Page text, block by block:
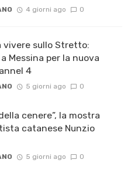
4 giorni ago 0
vivere sullo Stretto:
Messina per la nuova
4
5 giorni ago 0
cenere”, la mostra
catanese Nunzio
5 giorni ago 0